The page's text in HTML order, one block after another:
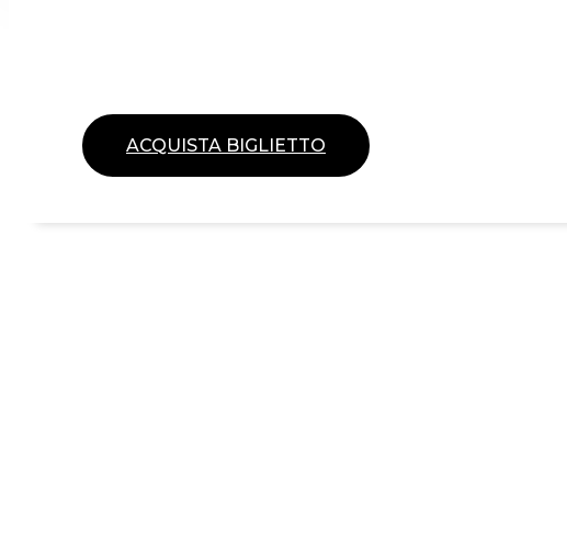
ACQUISTA BIGLIETTO